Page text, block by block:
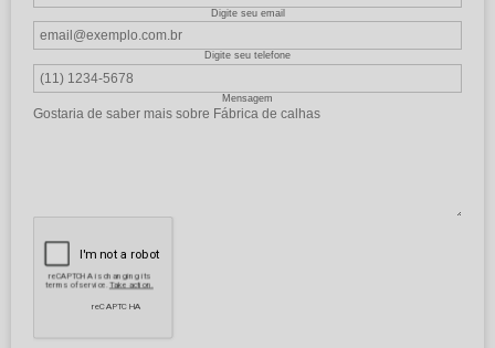
Digite seu email
Digite seu telefone
Mensagem